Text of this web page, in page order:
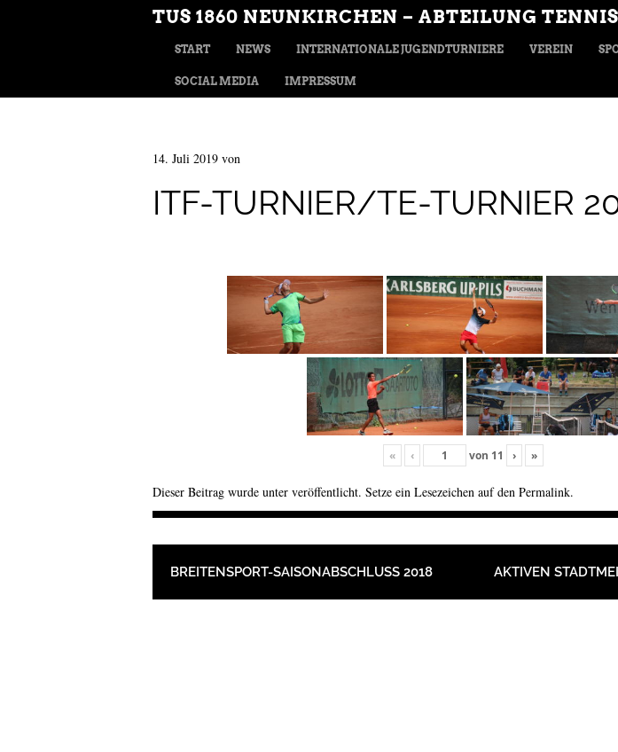
TUS 1860 NEUNKIRCHEN – ABTEILUNG TENNIS
MENÜ
ZUM INHALT SPRINGEN
START NEWS INTERNATIONALE JUGENDTURNIERE VEREIN
SOCIAL MEDIA IMPRESSUM
14. Juli 2019 von
ITF-TURNIER/TE-TURNIER
« ‹ von 11 › »
Dieser Beitrag wurde unter veröffentlicht. Setze ein Lesezeichen auf den Permalink.
BEITRAGSNAVIGATION
BREITENSPORT-SAISONABSCHLUSS 2018 AKTIVEN